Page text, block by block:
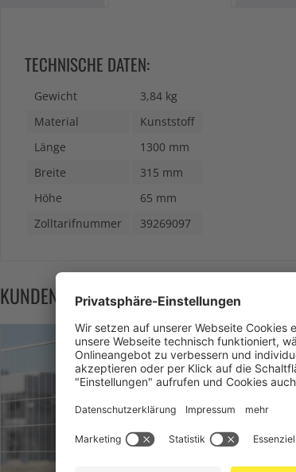
TECHNISCHE DATEN:
Gewicht
3,84 kg
Material
Kunststoff
Länge
1300 mm
Breite
315 mm
Höhe
65 mm
Zolltarifnummer
39269097
KUNDEN KAUFTEN AUCH